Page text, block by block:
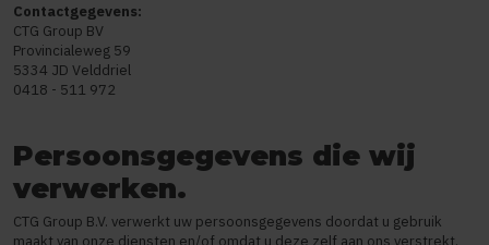
Contactgegevens:
CTG Group BV
Provincialeweg 59
5334 JD Velddriel
0418 - 511 972
Persoonsgegevens die wij
verwerken.
CTG Group B.V. verwerkt uw persoonsgegevens doordat u gebruik
maakt van onze diensten en/of omdat u deze zelf aan ons verstrekt.